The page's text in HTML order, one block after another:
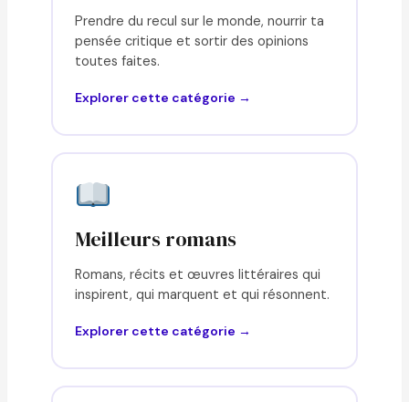
Prendre du recul sur le monde, nourrir ta
pensée critique et sortir des opinions
toutes faites.
Explorer cette catégorie →
Meilleurs romans
Romans, récits et œuvres littéraires qui
inspirent, qui marquent et qui résonnent.
Explorer cette catégorie →